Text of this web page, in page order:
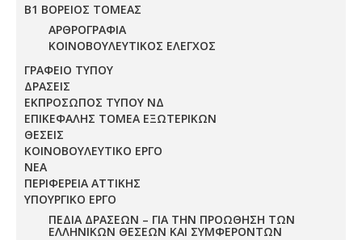
Β1 ΒΟΡΕΙΟΣ ΤΟΜΕΑΣ
ΑΡΘΡΟΓΡΑΦΙΑ
ΚΟΙΝΟΒΟΥΛΕΥΤΙΚΟΣ ΕΛΕΓΧΟΣ
ΓΡΑΦΕΙΟ ΤΥΠΟΥ
ΔΡΑΣΕΙΣ
ΕΚΠΡΟΣΩΠΟΣ ΤΥΠΟΥ ΝΔ
ΕΠΙΚΕΦΑΛΗΣ ΤΟΜΕΑ ΕΞΩΤΕΡΙΚΩΝ
ΘΕΣΕΙΣ
ΚΟΙΝΟΒΟΥΛΕΥΤΙΚΟ ΕΡΓΟ
ΝΕΑ
ΠΕΡΙΦΕΡΕΙΑ ΑΤΤΙΚΗΣ
ΥΠΟΥΡΓΙΚΟ ΕΡΓΟ
ΠΕΔΊΑ ΔΡΆΣΕΩΝ – ΓΙΑ ΤΗΝ ΠΡΟΏΘΗΣΗ ΤΩΝ
ΕΛΛΗΝΙΚΏΝ ΘΈΣΕΩΝ ΚΑΙ ΣΥΜΦΕΡΌΝΤΩΝ